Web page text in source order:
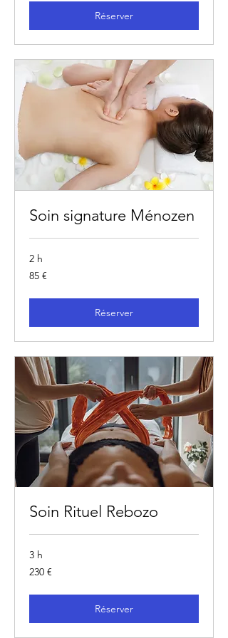
Réserver
Soin signature Ménozen
2 h
85
euros
85 €
Réserver
Soin Rituel Rebozo
3 h
230
euros
230 €
Réserver